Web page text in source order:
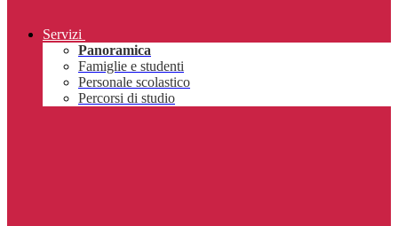
Servizi
Panoramica
Famiglie e studenti
Personale scolastico
Percorsi di studio